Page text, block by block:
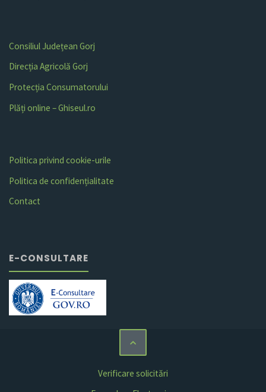
Consiliul Județean Gorj
Direcția Agricolă Gorj
Protecția Consumatorului
Plăți online – Ghiseul.ro
Politica privind cookie-urile
Politica de confidențialitate
Contact
E-CONSULTARE
Verificare solicitări